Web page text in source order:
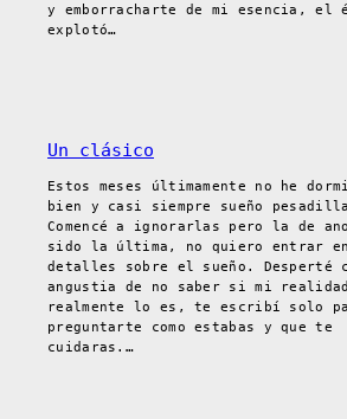
y emborracharte de mi esencia, el
explotó…
Un clásico
Estos meses últimamente no he
bien y casi siempre sueño
Comencé a ignorarlas pero la de
sido la última, no quiero entrar en
detalles sobre el sueño. Desperté
angustia de no saber si mi realidad
realmente lo es, te escribí solo
preguntarte como estabas y que te
cuidaras.…